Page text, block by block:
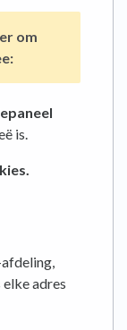
om
is.
adres